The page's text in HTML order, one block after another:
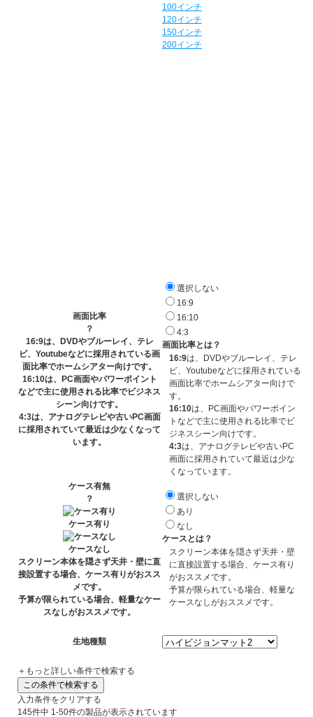
100インチ
120インチ
150インチ
200インチ
画面比率
？
16:9は、DVDやブルーレイ、テレ
ビ、Youtubeなどに採用されている画
面比率でホームシアター向けです。
16:10は、PC画面やパワーポイント
などで主に使用される比率でビジネス
シーン向けです。
4:3は、アナログテレビや古いPC画面
に採用されていて最近は少なくなって
います。
選択しない
16:9
16:10
4:3
画面比率とは？
16:9は、DVDやブルーレイ、テレ
ビ、Youtubeなどに採用されている
画面比率でホームシアター向けで
す。
16:10は、PC画面やパワーポイン
トなどで主に使用される比率でビ
ジネスシーン向けです。
4:3は、アナログテレビや古いPC
画面に採用されていて最近は少な
くなっています。
ケース有無
？
ケース有り
ケースなし
スクリーン本体を隠さず天井・壁に直
接設置する場合、ケース有りがおスス
メです。
予算が限られている場合、軽量なケー
スなしがおススメです。
選択しない
あり
なし
ケースとは？
スクリーン本体を隠さず天井・壁
に直接設置する場合、ケース有り
がおススメです。
予算が限られている場合、軽量な
ケースなしがおススメです。
生地種類
＋もっと詳しい条件で検索する
入力条件をクリアする
145件中 1-50件の製品が表示されています